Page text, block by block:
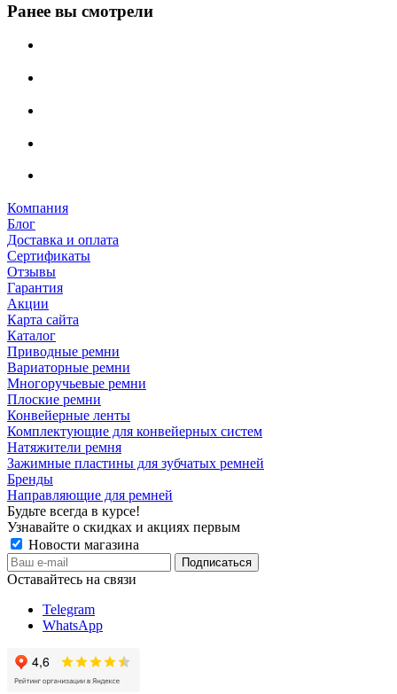
Ранее вы смотрели
Компания
Блог
Доставка и оплата
Сертификаты
Отзывы
Гарантия
Акции
Карта сайта
Каталог
Приводные ремни
Вариаторные ремни
Многоручьевые ремни
Плоские ремни
Конвейерные ленты
Комплектующие для конвейерных систем
Натяжители ремня
Зажимные пластины для зубчатых ремней
Бренды
Направляющие для ремней
Будьте всегда в курсе!
Узнавайте о скидках и акциях первым
Новости магазина
Оставайтесь на связи
Telegram
WhatsApp